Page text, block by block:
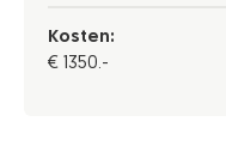
Kosten:
€ 1350.-